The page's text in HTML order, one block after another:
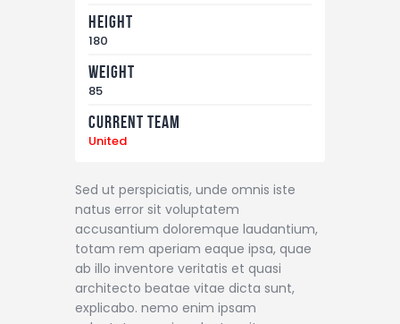
Height
180
Weight
85
Current Team
United
Sed ut perspiciatis, unde omnis iste
natus error sit voluptatem
accusantium doloremque laudantium,
totam rem aperiam eaque ipsa, quae
ab illo inventore veritatis et quasi
architecto beatae vitae dicta sunt,
explicabo. nemo enim ipsam